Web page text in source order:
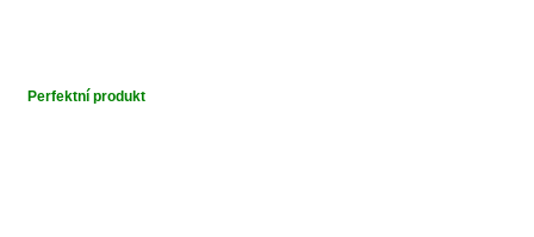
Perfektní produkt